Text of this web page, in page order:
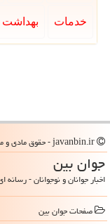
خدمات بهداشت
جوان بین
اخبار جوانان و نوجوانان -
صفحات جوان بین